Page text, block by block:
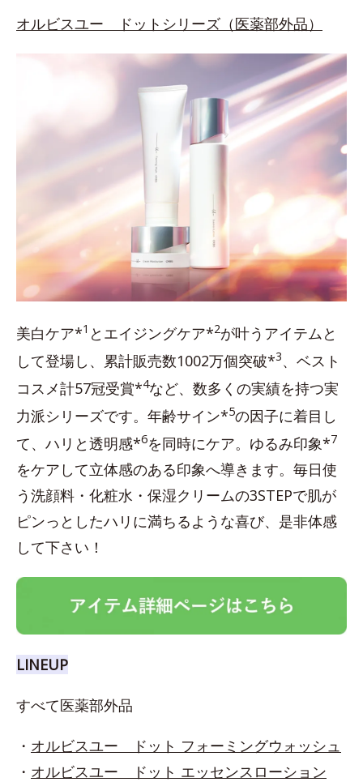
オルビスユー ドットシリーズ（医薬部外品）
美白ケア*1 とエイジングケア*2が叶うアイテムと
して登場し、累計販売数1002万個突破*3、ベスト
コスメ計57冠受賞*4など、数多くの実績を持つ実
力派シリーズです。年齢サイン*5の因子に着目し
て、ハリと透明感*6を同時にケア。ゆるみ印象*7
をケアして立体感のある印象へ導きます。毎日使
う洗顔料・化粧水・保湿クリームの3STEPで肌が
ピンっとしたハリに満ちるような喜び、是非体感
して下さい！
LINEUP
すべて医薬部外品
・ オルビスユー ドット フォーミングウォッシュ
・ オルビスユー ドット エッセンスローション